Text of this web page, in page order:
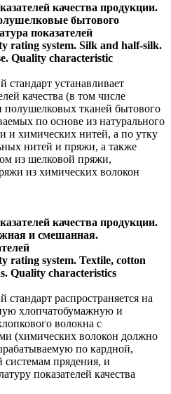
качества продукции.
бытового
показателей
rating system. Silk and half-silk.
Quality characteristic
стандарт устанавливает
качества (в том числе
тканей бытового
по основе из натурального
и химических нитей, а по утку
нитей и пряжи, а также
из шелковой пряжи,
из химических волокон
качества продукции.
и смешанная.
rating system. Textile, cotton
Quality characteristics
стандарт распространяется на
хлопчатобумажную и
волокна с
(химических волокон должно
по кардной,
системам прядения, и
показателей качества